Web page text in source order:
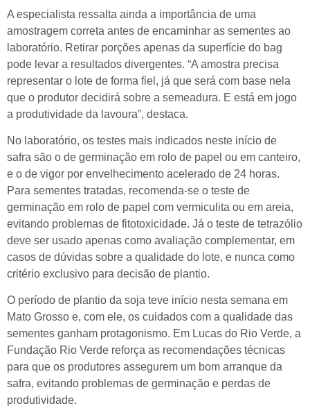
A especialista ressalta ainda a importância de uma
amostragem correta antes de encaminhar as sementes ao
laboratório. Retirar porções apenas da superfície do bag
pode levar a resultados divergentes. “A amostra precisa
representar o lote de forma fiel, já que será com base nela
que o produtor decidirá sobre a semeadura. E está em jogo
a produtividade da lavoura”, destaca.
No laboratório, os testes mais indicados neste início de
safra são o de germinação em rolo de papel ou em canteiro,
e o de vigor por envelhecimento acelerado de 24 horas.
Para sementes tratadas, recomenda-se o teste de
germinação em rolo de papel com vermiculita ou em areia,
evitando problemas de fitotoxicidade. Já o teste de tetrazólio
deve ser usado apenas como avaliação complementar, em
casos de dúvidas sobre a qualidade do lote, e nunca como
critério exclusivo para decisão de plantio.
O período de plantio da soja teve início nesta semana em
Mato Grosso e, com ele, os cuidados com a qualidade das
sementes ganham protagonismo. Em Lucas do Rio Verde, a
Fundação Rio Verde reforça as recomendações técnicas
para que os produtores assegurem um bom arranque da
safra, evitando problemas de germinação e perdas de
produtividade.